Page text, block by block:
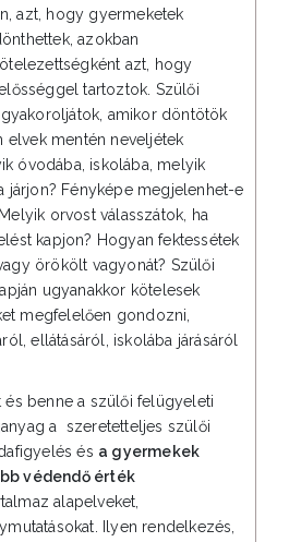
azt, hogy gyermeketek
azokban
azt, hogy
tartoztok. Szülői
amikor döntötök
mentén neveljétek
óvodába, iskolába, melyik
járjon? Fényképe megjelenhet-e
orvost válasszátok, ha
kapjon? Hogyan fektessétek
örökölt vagyonát? Szülői
ugyanakkor kötelesek
megfelelően gondozni,
ellátásáról, iskolába járásáról
és benne a szülői felügyeleti
a szeretetteljes szülői
és a gyermekek
védendő érték
alapelveket,
Ilyen rendelkezés,